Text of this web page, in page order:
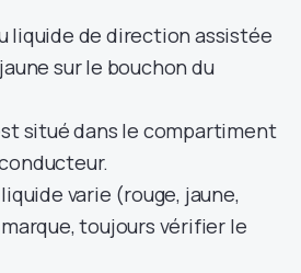
liquide de direction assistée
sur le bouchon du
situé dans le compartiment
varie (rouge, jaune,
toujours vérifier le